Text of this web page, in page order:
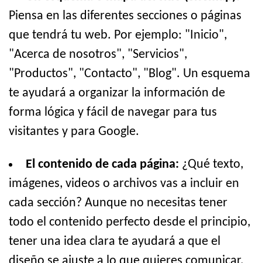
Piensa en las diferentes secciones o páginas
que tendrá tu web. Por ejemplo: "Inicio",
"Acerca de nosotros", "Servicios",
"Productos", "Contacto", "Blog". Un esquema
te ayudará a organizar la información de
forma lógica y fácil de navegar para tus
visitantes y para Google.
El contenido de cada página: ¿Qué texto,
imágenes, videos o archivos vas a incluir en
cada sección? Aunque no necesitas tener
todo el contenido perfecto desde el principio,
tener una idea clara te ayudará a que el